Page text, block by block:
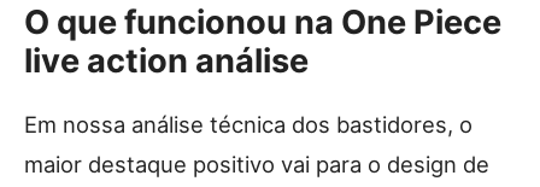
O que funcionou na One Piece
live action análise
Em nossa análise técnica dos bastidores, o
maior destaque positivo vai para o design de